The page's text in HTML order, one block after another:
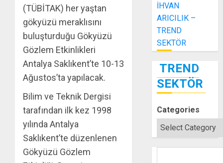
(TÜBİTAK) her yaştan
gökyüzü meraklısını
buluşturduğu Gökyüzü
Gözlem Etkinlikleri
Antalya Saklıkent’te 10-13
Ağustos’ta yapılacak.
Bilim ve Teknik Dergisi
tarafından ilk kez 1998
yılında Antalya
Saklıkent’te düzenlenen
Gökyüzü Gözlem
İHVAN
ARICILIK –
TREND
SEKTÖR
TREND
SEKTÖR
Categories